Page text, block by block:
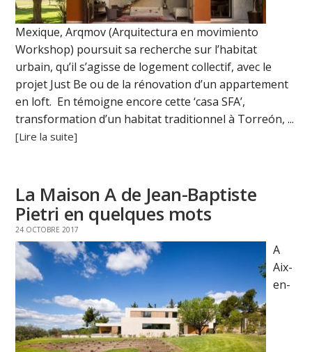
Mexique, Arqmov (Arquitectura en movimiento
Workshop) poursuit sa recherche sur l’habitat
urbain, qu’il s’agisse de logement collectif, avec le
projet Just Be ou de la rénovation d’un appartement
en loft. En témoigne encore cette ‘casa SFA’,
transformation d’un habitat traditionnel à Torreón, ...
[Lire la suite]
La Maison A de Jean-Baptiste
Pietri en quelques mots
24 OCTOBRE 2017
A
Aix-
en-